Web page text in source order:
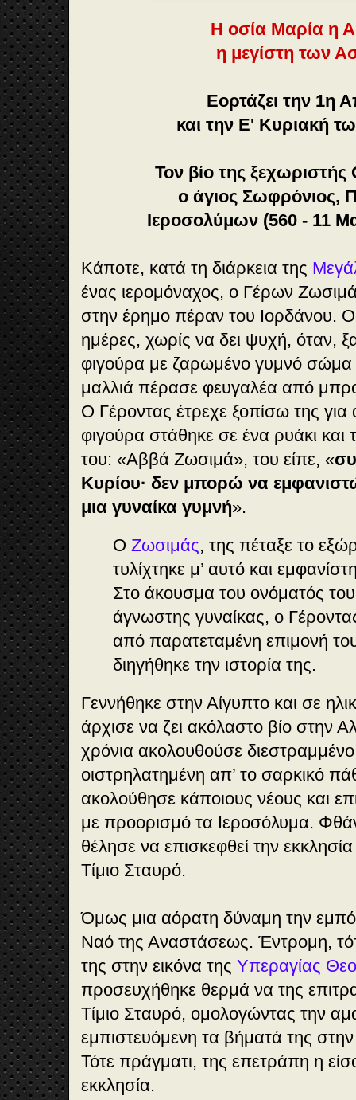
Η οσία Μαρία η
η μεγίστη των
Εορτάζει την 1η
και την Ε' Κυριακή
Τον βίο της
ο άγιος Σωφρόνιος,
Ιεροσολύμων (560 - 11
Κάποτε, κατά τη διάρκεια της
ένας ιερομόναχος, ο Γέρων
στην έρημο πέραν του Ιορδάνου.
ημέρες, χωρίς να δει ψυχή, όταν,
φιγούρα με ζαρωμένο γυμνό σώμα
μαλλιά πέρασε φευγαλέα από
Ο Γέροντας έτρεχε ξοπίσω της
φιγούρα στάθηκε σε ένα ρυάκι και
του: «Αββά Ζωσιμά», του είπε, «
Κυρίου· δεν μπορώ να εμφανιστώ
μια γυναίκα γυμνή».
Ο Ζωσιμάς, της πέταξε το
τυλίχτηκε μ’ αυτό και
Στο άκουσμα του ονόματός
άγνωστης γυναίκας, ο
από παρατεταμένη επιμονή
διηγήθηκε την ιστορία της.
Γεννήθηκε στην Αίγυπτο και σε
άρχισε να ζει ακόλαστο βίο στην
χρόνια ακολουθούσε
οιστρηλατημένη απ’ το σαρκικό
ακολούθησε κάποιους νέους και
με προορισμό τα Ιεροσόλυμα.
θέλησε να επισκεφθεί την
Τίμιο Σταυρό.
Όμως μια αόρατη δύναμη την
Ναό της Αναστάσεως. Έντρομη,
της στην εικόνα της Υπεραγίας
προσευχήθηκε θερμά να της
Τίμιο Σταυρό, ομολογώντας την
εμπιστευό­μενη τα βήματά της
Τότε πράγματι, της επετράπη η
εκκλησία.